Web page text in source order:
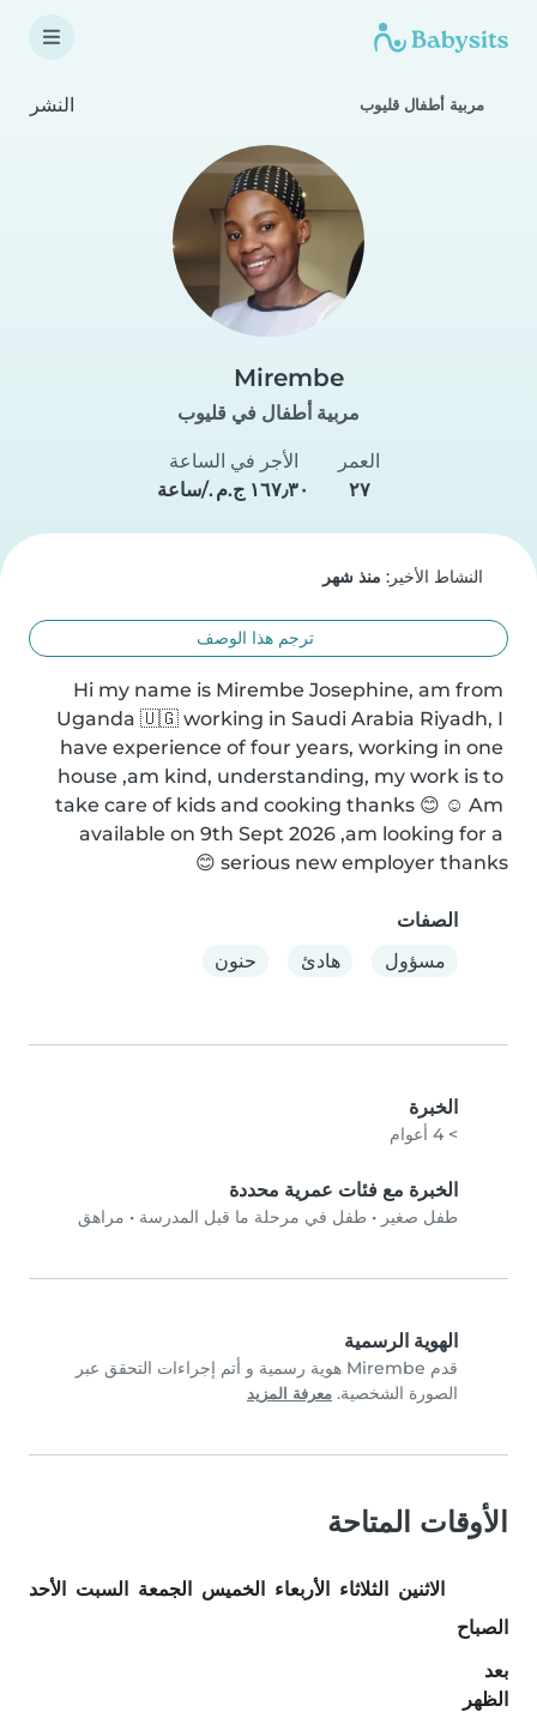
مربية أطفال قليوب النشر
Mirembe
مربية أطفال في قليوب
العمر
٢٧
الأجر في الساعة
النشاط الأخير: منذ شهر
ترجم هذا الوصف
Hi my name is Mirembe Josephine, am from
Uganda 🇺🇬 working in Saudi Arabia Riyadh, I
have experience of four years, working in one
house ,am kind, understanding, my work is to
take care of kids and cooking thanks 😊 ☺️ Am
available on 9th Sept 2026 ,am looking for a
serious new employer thanks 😊
الصفات
مسؤول
هادئ حنون
الخبرة
> 4 أعوام
الخبرة مع فئات عمرية محددة
طفل صغير • طفل في مرحلة ما قبل المدرسة • مراهق
الهوية الرسمية
قدم Mirembe هوية رسمية و أتم إجراءات التحقق عبر
الصورة الشخصية. معرفة المزيد
الأوقات المتاحة
الاثنين الثلاثاء الأربعاء الخميس الجمعة السبت
الأحد
الصباح
بعد
الظهر